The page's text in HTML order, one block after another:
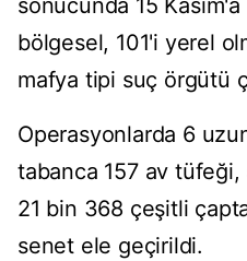
sonucunda 15
bölgesel, 101'i yerel
mafya tipi suç örgütü
Operasyonlarda 6
tabanca 157 av tüfeği,
21 bin 368 çeşitli
senet ele geçirildi.